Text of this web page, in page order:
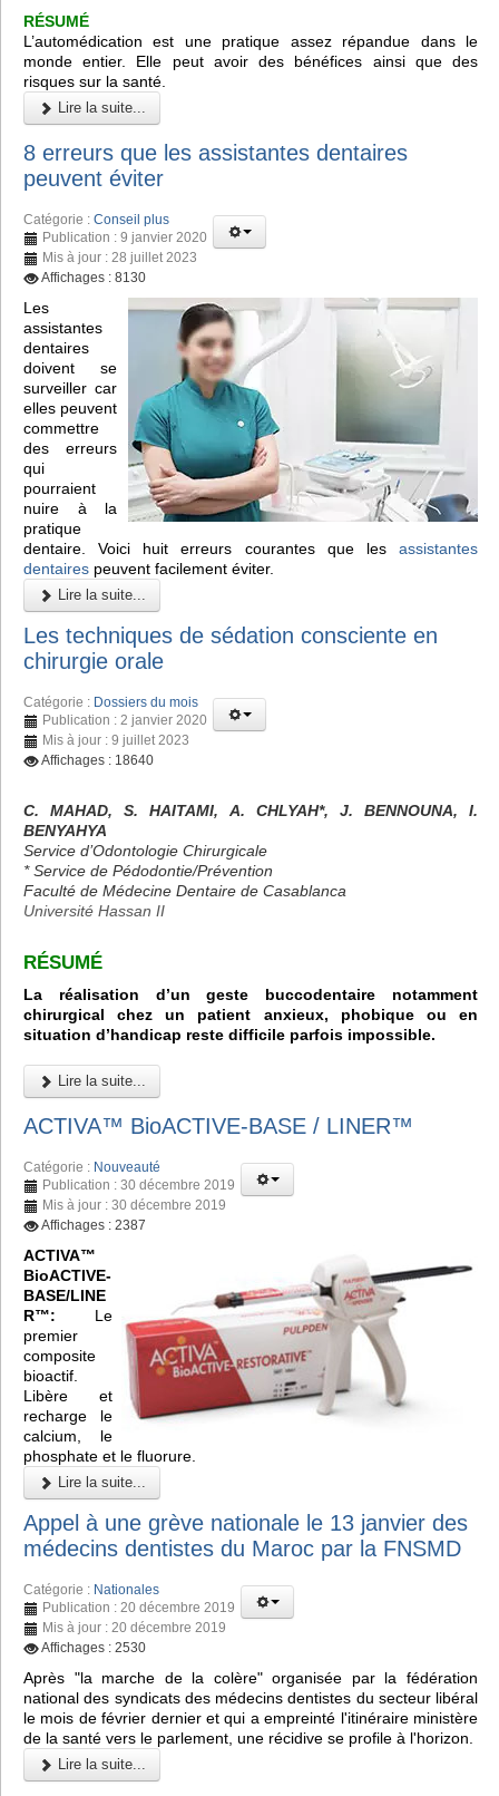
RÉSUMÉ
L’automédication est une pratique assez répandue dans le
monde entier. Elle peut avoir des bénéfices ainsi que des
risques sur la santé.
Lire la suite...
8 erreurs que les assistantes dentaires
peuvent éviter
Catégorie : Conseil plus
Publication : 9 janvier 2020
Mis à jour : 28 juillet 2023
Affichages : 8130
Les
assistantes
dentaires
doivent se
surveiller car
elles peuvent
commettre
des erreurs
qui
pourraient
nuire à la
pratique
dentaire. Voici huit erreurs courantes que les assistantes
dentaires peuvent facilement éviter.
Lire la suite...
Les techniques de sédation consciente en
chirurgie orale
Catégorie : Dossiers du mois
Publication : 2 janvier 2020
Mis à jour : 9 juillet 2023
Affichages : 18640
C. MAHAD, S. HAITAMI, A. CHLYAH*, J. BENNOUNA, I.
BENYAHYA
Service d’Odontologie Chirurgicale
* Service de Pédodontie/Prévention
Faculté de Médecine Dentaire de Casablanca
Université Hassan II
RÉSUMÉ
La réalisation d’un geste buccodentaire notamment
chirurgical chez un patient anxieux, phobique ou en
situation d’handicap reste difficile parfois impossible.
Lire la suite...
ACTIVA™ BioACTIVE-BASE / LINER™
Catégorie : Nouveauté
Publication : 30 décembre 2019
Mis à jour : 30 décembre 2019
Affichages : 2387
ACTIVA™
BioACTIVE-
BASE/LINE
R™: Le
premier
composite
bioactif.
Libère et
recharge le
calcium, le
phosphate et le fluorure.
Lire la suite...
Appel à une grève nationale le 13 janvier des
médecins dentistes du Maroc par la FNSMD
Catégorie : Nationales
Publication : 20 décembre 2019
Mis à jour : 20 décembre 2019
Affichages : 2530
Après "la marche de la colère" organisée par la fédération
national des syndicats des médecins dentistes du secteur libéral
le mois de février dernier et qui a empreinté l'itinéraire ministère
de la santé vers le parlement, une récidive se profile à l'horizon.
Lire la suite...